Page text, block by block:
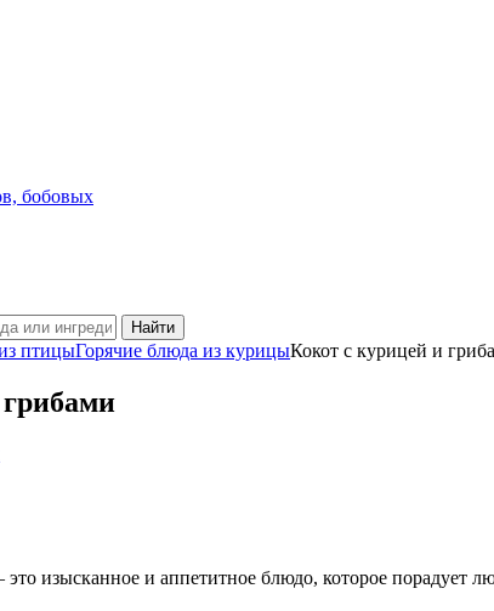
бобовых
птицыГорячие блюда из курицыКокот с курицей и
изысканное и аппетитное блюдо, которое порадует